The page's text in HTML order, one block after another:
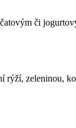
či
zeleninou,